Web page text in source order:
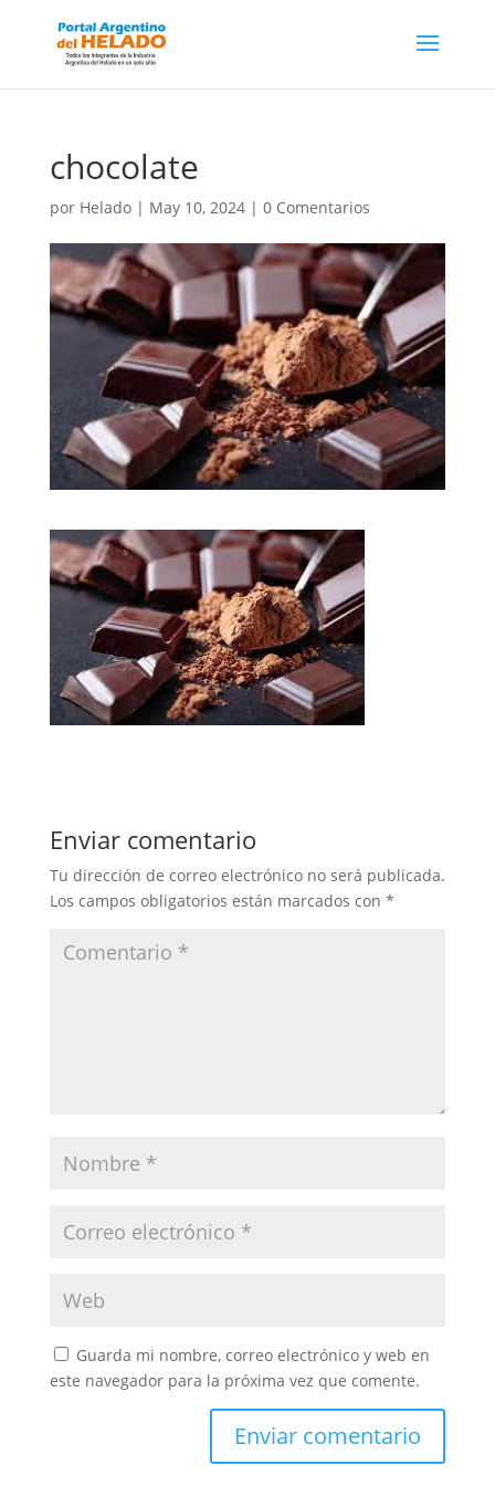
chocolate
por Helado| May 10, 2024| 0 Comentarios
Enviar comentario
Tu dirección de correo electrónico no será publicada.
Los campos obligatorios están marcados con *
Guarda mi nombre, correo electrónico y web en
este navegador para la próxima vez que comente.